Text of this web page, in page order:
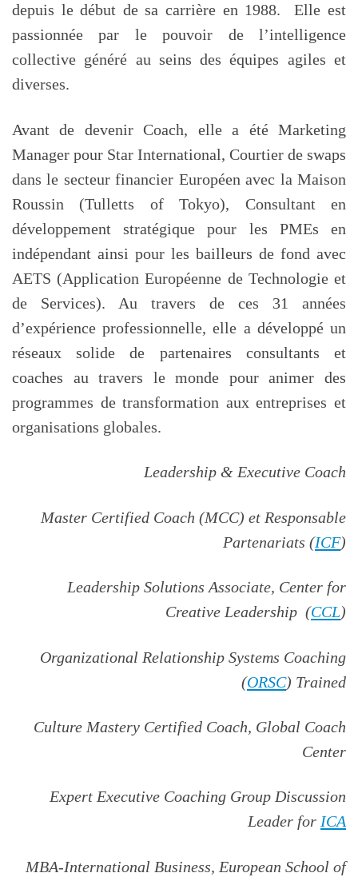
depuis le début de sa carrière en 1988. Elle est
passionnée par le pouvoir de l’intelligence
collective généré au seins des équipes agiles et
diverses.
Avant de devenir Coach, elle a été Marketing
Manager pour Star International, Courtier de swaps
dans le secteur financier Européen avec la Maison
Roussin (Tulletts of Tokyo), Consultant en
développement stratégique pour les PMEs en
indépendant ainsi pour les bailleurs de fond avec
AETS (Application Européenne de Technologie et
de Services). Au travers de ces 31 années
d’expérience professionnelle, elle a développé un
réseaux solide de partenaires consultants et
coaches au travers le monde pour animer des
programmes de transformation aux entreprises et
organisations globales.
Leadership & Executive Coach
Master Certified Coach (MCC) et Responsable
Partenariats (ICF)
Leadership Solutions Associate, Center for
Creative Leadership (CCL)
Organizational Relationship Systems Coaching
(ORSC) Trained
Culture Mastery Certified Coach, Global Coach
Center
Expert Executive Coaching Group Discussion
Leader for ICA
MBA-International Business, European School of